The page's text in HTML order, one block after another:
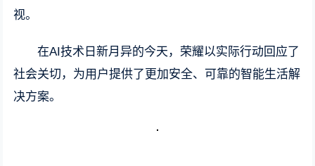
视。
在AI技术日新月异的今天，荣耀以实际行动回应了
社会关切，为用户提供了更加安全、可靠的智能生活解
决方案。